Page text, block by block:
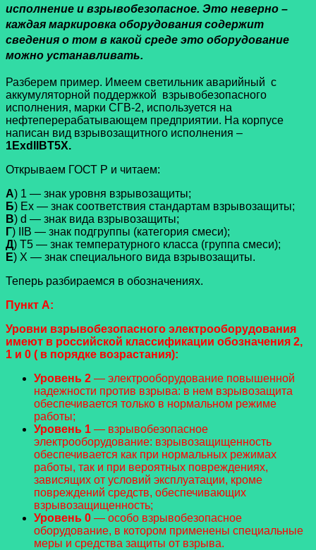
исполнение и взрывобезопасное. Это неверно –
каждая маркировка оборудования содержит
сведения о том в какой среде это оборудование
можно устанавливать.
Разберем пример. Имеем светильник аварийный с
аккумуляторной поддержкой взрывобезопасного
исполнения, марки СГВ-2, используется на
нефтеперерабатывающем предприятии. На корпусе
написан вид взрывозащитного исполнения –
1ExdIIBT5X.
Открываем ГОСТ Р и читаем:
А) 1 — знак уровня взрывозащиты;
Б) Ех — знак соответствия стандартам взрывозащиты;
В) d — знак вида взрывозащиты;
Г) IIВ — знак подгруппы (категория смеси);
Д) T5 — знак температурного класса (группа смеси);
Е) Х — знак специального вида взрывозащиты.
Теперь разбираемся в обозначениях.
Пункт А:
Уровни взрывобезопасного электрооборудования
имеют в российской классификации обозначения 2,
1 и 0 ( в порядке возрастания):
Уровень 2 — электрооборудование повышенной
надежности против взрыва: в нем взрывозащита
обеспечивается только в нормальном режиме
работы;
Уровень 1 — взрывобезопасное
электрооборудование: взрывозащищенность
обеспечивается как при нормальных режимах
работы, так и при вероятных повреждениях,
зависящих от условий эксплуатации, кроме
повреждений средств, обеспечивающих
взрывозащищенность;
Уровень 0 — особо взрывобезопасное
оборудование, в котором применены специальные
меры и средства защиты от взрыва.